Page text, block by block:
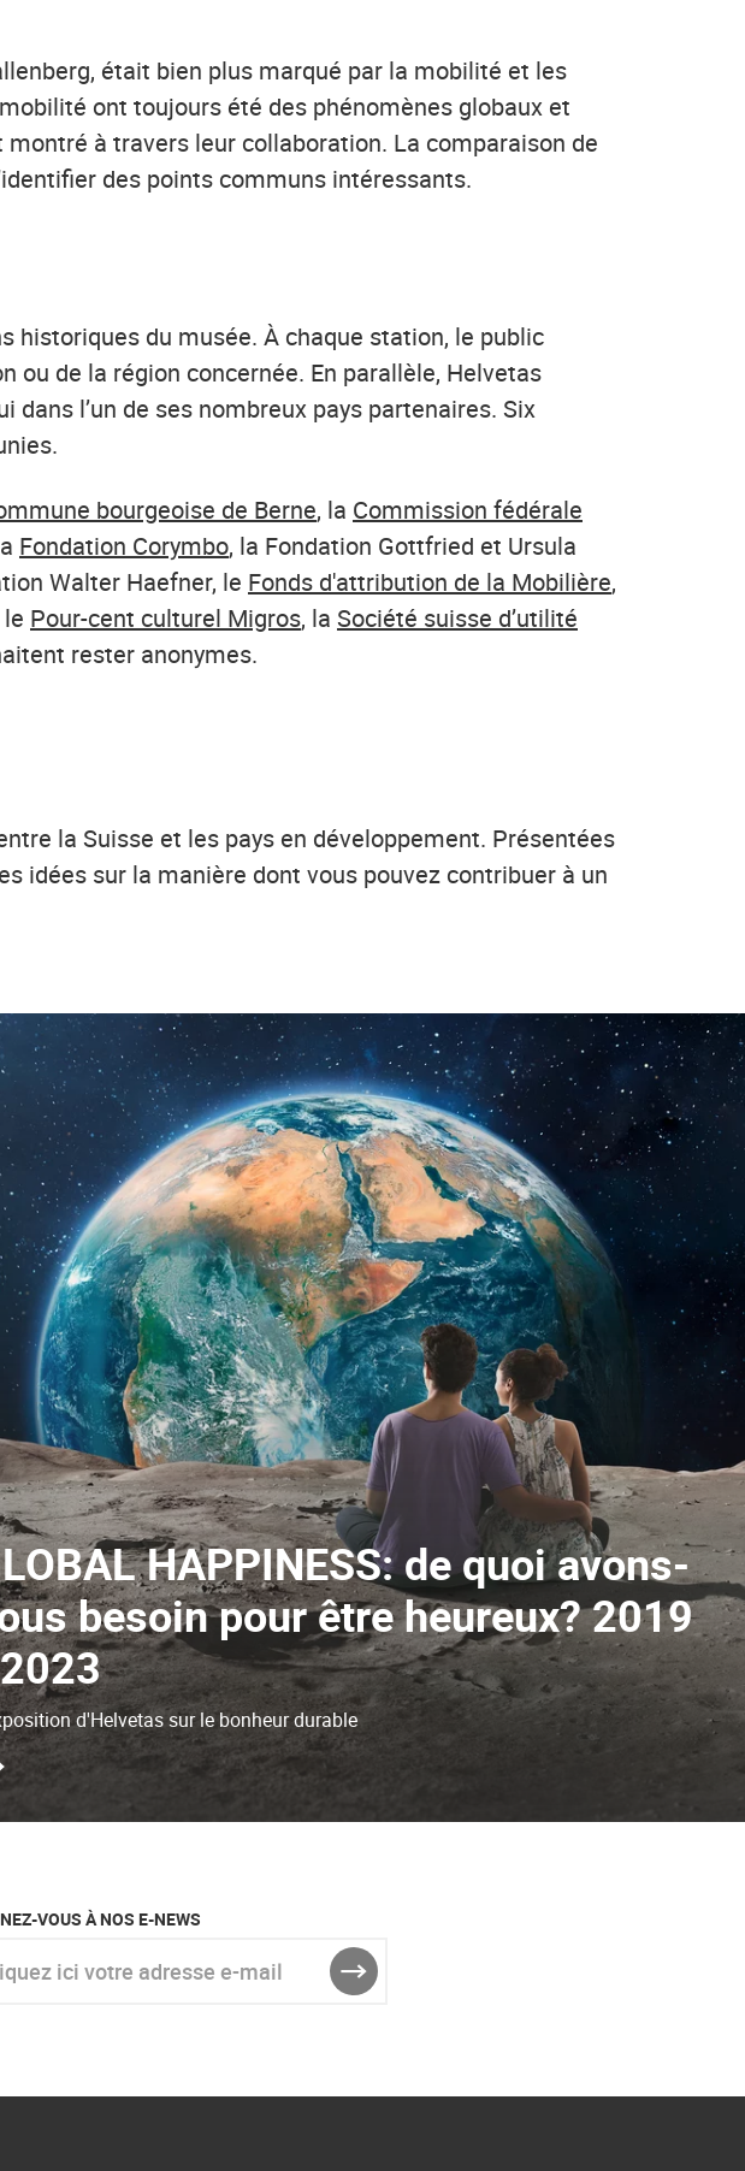
était bien plus marqué par la mobilité et les
ont toujours été des phénomènes globaux et
à travers leur collaboration. La comparaison de
des points communs intéressants.
du musée. À chaque station, le public
ou de la région concernée. En parallèle, Helvetas
dans l’un de ses nombreux pays partenaires. Six
bourgeoise de Berne, la Commission fédérale
Fondation Corymbo, la Fondation Gottfried et Ursula
Walter Haefner, le Fonds d'attribution de la Mobilière,
le Pour-cent culturel Migros, la Société suisse d’utilité
rester anonymes.
la Suisse et les pays en développement. Présentées
idées sur la manière dont vous pouvez contribuer à un
HAPPINESS: de quoi avons-
besoin pour être heureux? 2019
d'Helvetas sur le bonheur durable
VOUS À NOS E-NEWS
ENVOYER